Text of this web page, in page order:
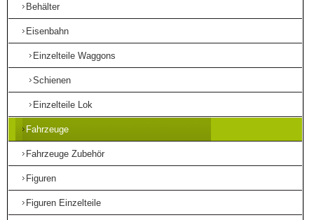
Behälter
Eisenbahn
Einzelteile Waggons
Schienen
Einzelteile Lok
Fahrzeuge
Fahrzeuge Zubehör
Figuren
Figuren Einzelteile